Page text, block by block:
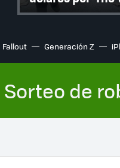
Fallout Generación Z
Sorteo de